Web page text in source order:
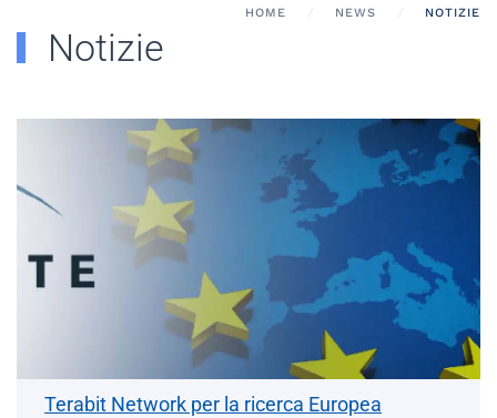
HOME NEWS NOTIZIE
Notizie
Terabit Network per la ricerca Europea